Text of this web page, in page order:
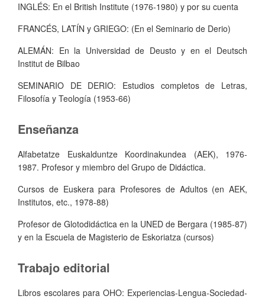
INGLÉS: En el British Institute (1976-1980) y por su cuenta
FRANCÉS, LATÍN y GRIEGO: (En el Seminario de Derio)
ALEMÁN: En la Universidad de Deusto y en el Deutsch
Institut de Bilbao
SEMINARIO DE DERIO: Estudios completos de Letras,
Filosofía y Teología (1953-66)
Enseñanza
Alfabetatze Euskalduntze Koordinakundea (AEK), 1976-
1987. Profesor y miembro del Grupo de Didáctica.
Cursos de Euskera para Profesores de Adultos (en AEK,
Institutos, etc., 1978-88)
Profesor de Glotodidáctica en la UNED de Bergara (1985-87)
y en la Escuela de Magisterio de Eskoriatza (cursos)
Trabajo editorial
Libros escolares para OHO: Experiencias-Lengua-Sociedad-